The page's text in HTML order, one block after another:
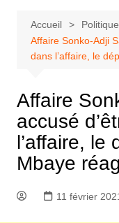
Accueil
Politique
Affaire Sonko-Adji
dans l’affaire, le
Affaire
accusé
l’affaire, le
Mbaye
11 février